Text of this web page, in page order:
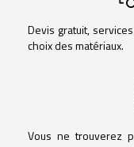
Devis gratuit,
choix des matériaux.
Vous ne trouverez